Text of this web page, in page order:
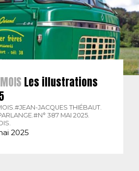
Les illustrations
#JEAN-JACQUES THIÉBAUT.
#N° 387 MAI 2025.
2025